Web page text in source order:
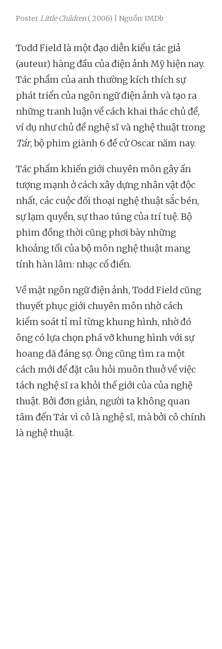
PosterLittle Children( 2006) | Nguồn: IMDb
Todd Field là một đạo diễn kiểu tác giả
(auteur) hàng đầu của điện ảnh Mỹ hiện nay.
Tác phẩm của anh thường kích thích sự
phát triển của ngôn ngữ điện ảnh và tạo ra
những tranh luận về cách khai thác chủ đề,
ví dụ như chủ đề nghệ sĩ và nghệ thuật trong
Tár, bộ phim giành 6 đề cử Oscar năm nay.
Tác phẩm khiến giới chuyên môn gây ấn
tượng mạnh ở cách xây dựng nhân vật độc
nhất, các cuộc đối thoại nghệ thuật sắc bén,
sự lạm quyền, sự thao túng của trí tuệ. Bộ
phim đồng thời cũng phơi bày những
khoảng tối của bộ môn nghệ thuật mang
tính hàn lâm: nhạc cổ điển.
Về mặt ngôn ngữ điện ảnh, Todd Field cũng
thuyết phục giới chuyên môn nhờ cách
kiểm soát tỉ mỉ từng khung hình, nhờ đó
ông có lựa chọn phá vỡ khung hình với sự
hoang dã đáng sợ. Ông cũng tìm ra một
cách mới để đặt câu hỏi muôn thuở về việc
tách nghệ sĩ ra khỏi thế giới của của nghệ
thuật. Bởi đơn giản, người ta không quan
tâm đến Tár vì cô là nghệ sĩ, mà bởi cô chính
là nghệ thuật.